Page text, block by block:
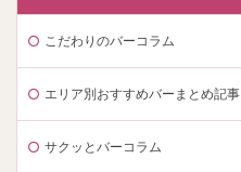
こだわりのバーコラム
エリア別おすすめバーまとめ記事
サクッとバーコラム